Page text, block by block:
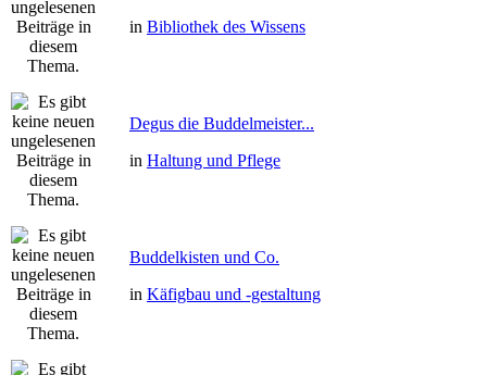
in Bibliothek des Wissens
Degus die Buddelmeister...
in Haltung und Pflege
Buddelkisten und Co.
in Käfigbau und -gestaltung